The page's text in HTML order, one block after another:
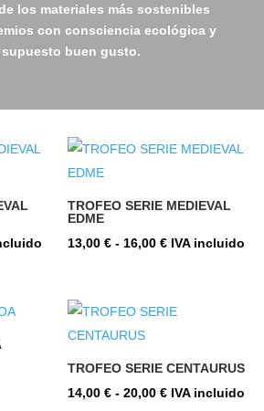
los materiales más sostenibles
con consciencia ecológica y
supuesto buen gusto.
TROFEO SERIE MEDIEVAL
EDME
13,00 € - 16,00 €Rango
desde
hasta
IVA incluido
TROFEO SERIE CENTAURUS
14,00 € - 20,00 €Rango
IVA incluido